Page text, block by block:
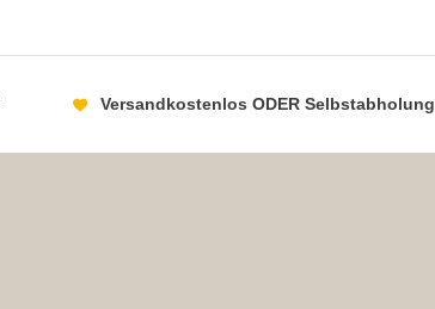
Versandkostenlos ODER Selbstabholung